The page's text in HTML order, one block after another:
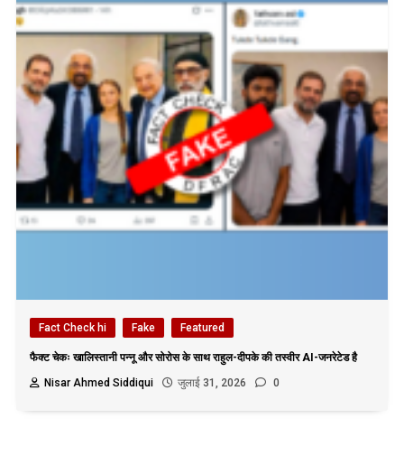
Fact Check hi Fake Featured
फैक्ट चेकः खालिस्तानी पन्नू और सोरोस के साथ राहुल-दीपके की तस्वीर AI-जनरेटेड है
Nisar Ahmed Siddiqui
जुलाई 31, 2026 0